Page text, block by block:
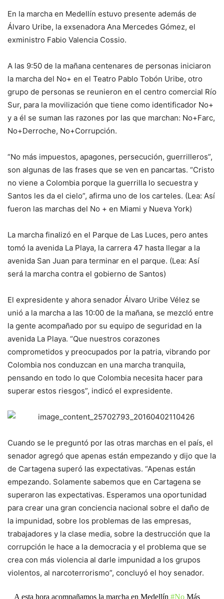
En la marcha en Medellín estuvo presente además de
Álvaro Uribe, la exsenadora Ana Mercedes Gómez, el
exministro Fabio Valencia Cossio.
A las 9:50 de la mañana centenares de personas iniciaron
la marcha del No+ en el Teatro Pablo Tobón Uribe, otro
grupo de personas se reunieron en el centro comercial Río
Sur, para la movilización que tiene como identificador No+
y a él se suman las razones por las que marchan: No+Farc,
No+Derroche, No+Corrupción.
“No más impuestos, apagones, persecución, guerrilleros”,
son algunas de las frases que se ven en pancartas. “Cristo
no viene a Colombia porque la guerrilla lo secuestra y
Santos les da el cielo”, afirma uno de los carteles. (Lea: Así
fueron las marchas del No + en Miami y Nueva York)
La marcha finalizó en el Parque de Las Luces, pero antes
tomó la avenida La Playa, la carrera 47 hasta llegar a la
avenida San Juan para terminar en el parque. (Lea: Así
será la marcha contra el gobierno de Santos)
El expresidente y ahora senador Álvaro Uribe Vélez se
unió a la marcha a las 10:00 de la mañana, se mezcló entre
la gente acompañado por su equipo de seguridad en la
avenida La Playa. “Que nuestros corazones
comprometidos y preocupados por la patria, vibrando por
Colombia nos conduzcan en una marcha tranquila,
pensando en todo lo que Colombia necesita hacer para
superar estos riesgos”, indicó el expresidente.
Cuando se le preguntó por las otras marchas en el país, el
senador agregó que apenas están empezando y dijo que la
de Cartagena superó las expectativas. “Apenas están
empezando. Solamente sabemos que en Cartagena se
superaron las expectativas. Esperamos una oportunidad
para crear una gran conciencia nacional sobre el daño de
la impunidad, sobre los problemas de las empresas,
trabajadores y la clase media, sobre la destrucción que la
corrupción le hace a la democracia y el problema que se
crea con más violencia al darle impunidad a los grupos
violentos, al narcoterrorismo”, concluyó el hoy senador.
A esta hora acompañamos la marcha en Medellín #NoMás